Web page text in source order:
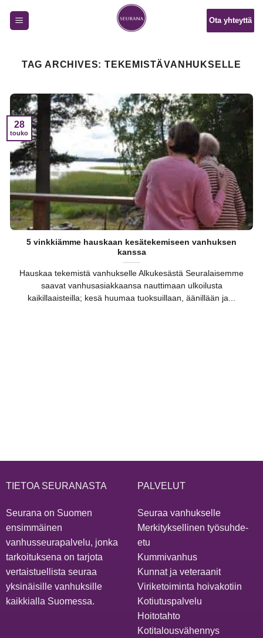
Ota yhteyttä
TAG ARCHIVES:TEKEMISTÄVANHUKSELLE
5 vinkkiämme hauskaan kesätekemiseen vanhuksen
kanssa
Hauskaa tekemistä vanhukselle Alkukesästä Seuralaisemme
saavat vanhusasiakkaansa nauttimaan ulkoilusta
kaikillaaisteilla; kesä huumaa tuoksuillaan, äänillään ja...
28
touko
TIETOA SEURANASTA
Seurana on Suomen
ensimmäinen
vanhusseurapalvelu, jonka
tarkoituksena on tarjota
vertaistuellista seuraa
yksinäisille vanhuksille
kaikkialla Suomessa.
PALVELUT
Seuraa vanhukselle
Merkityksellinen työsuhde-
etu
Kummivanhus
Kunnat ja veteraanit
Viriketoiminta hoivakotiin
Kotiutuspalvelu
Hoitotahto
Kotitalousvähennys